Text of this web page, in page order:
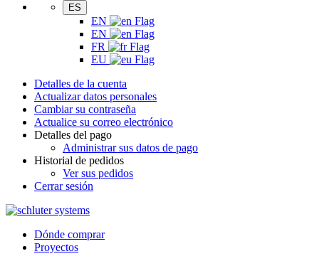
ES
EN
EN
FR
EU
Detalles de la cuenta
Actualizar datos personales
Cambiar su contraseña
Actualice su correo electrónico
Detalles del pago
Administrar sus datos de pago
Historial de pedidos
Ver sus pedidos
Cerrar sesión
Dónde comprar
Proyectos